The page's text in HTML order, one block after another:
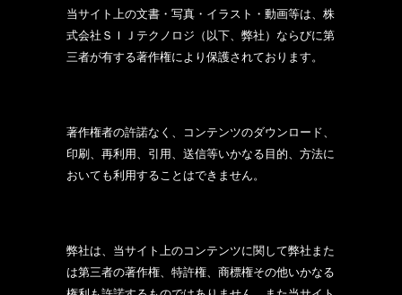
当サイト上の文書・写真・イラスト・動画等は、株
式会社ＳＩＪテクノロジ（以下、弊社）ならびに第
三者が有する著作権により保護されております。
著作権者の許諾なく、コンテンツのダウンロード、
印刷、再利用、引用、送信等いかなる目的、方法に
おいても利用することはできません。
弊社は、当サイト上のコンテンツに関して弊社また
は第三者の著作権、特許権、商標権その他いかなる